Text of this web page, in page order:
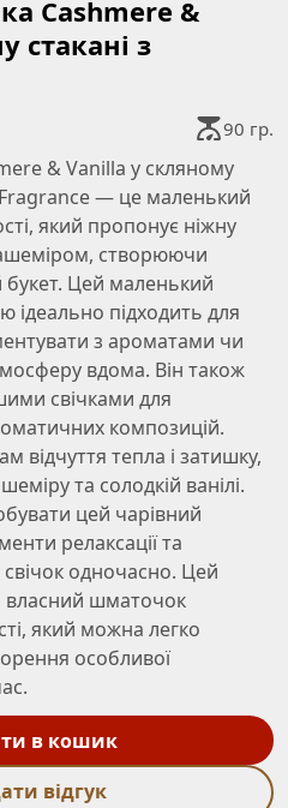
Cashmere &
стакані з
90 гр.
& Vanilla у скляному
Fragrance — це маленький
який пропонує ніжну
створюючи
Цей маленький
ідеально підходить для
з ароматами чи
вдома. Він також
свічками для
композицій.
відчуття тепла і затишку,
та солодкій ванілі.
цей чарівний
релаксації та
одночасно. Цей
шматочок
який можна легко
особливої
в кошик
відгук